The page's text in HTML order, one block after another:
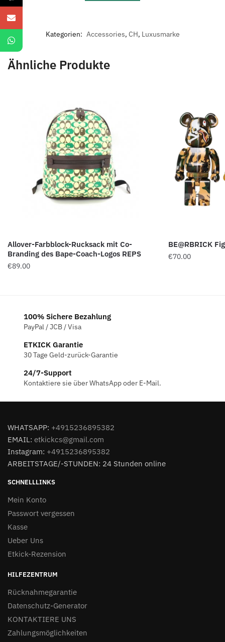
Kategorien: Accessories, CH, Luxusmarke
Ähnliche Produkte
Allover-Farbblock-Rucksack mit Co-
Branding des Bape-Coach-Logos REPS
€89.00
BE@RBRICK
€70.00
100% Sichere Bezahlung
PayPal / JCB / Visa
ETKICK Garantie
30 Tage Geld-zurück-Garantie
24/7-Support
Kontaktiere sie über WhatsApp oder E-Mail.
WHATSAPP: +4915236895382
EMAIL: etkickcs@gmail.com
Instagram: +4915236895382
ARBEITSTAGE/-STUNDEN: 24 Stunden online
SCHNELLLINKS
Mein Konto
Passwort vergessen
Kasse
Ueber Uns
Etkick-Rezension
HILFEZENTRUM
Rücknahmegarantie
Datenschutz-Generator
KONTAKTIERE UNS
Zahlungsmöglichkeiten